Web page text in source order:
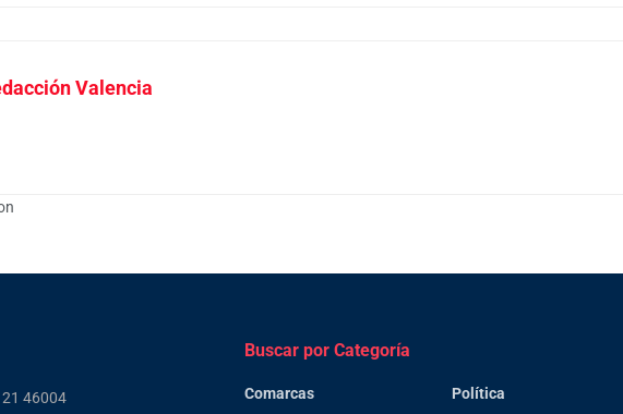
Valencia
21 46004
Buscar por Categoría
Comarcas
Política